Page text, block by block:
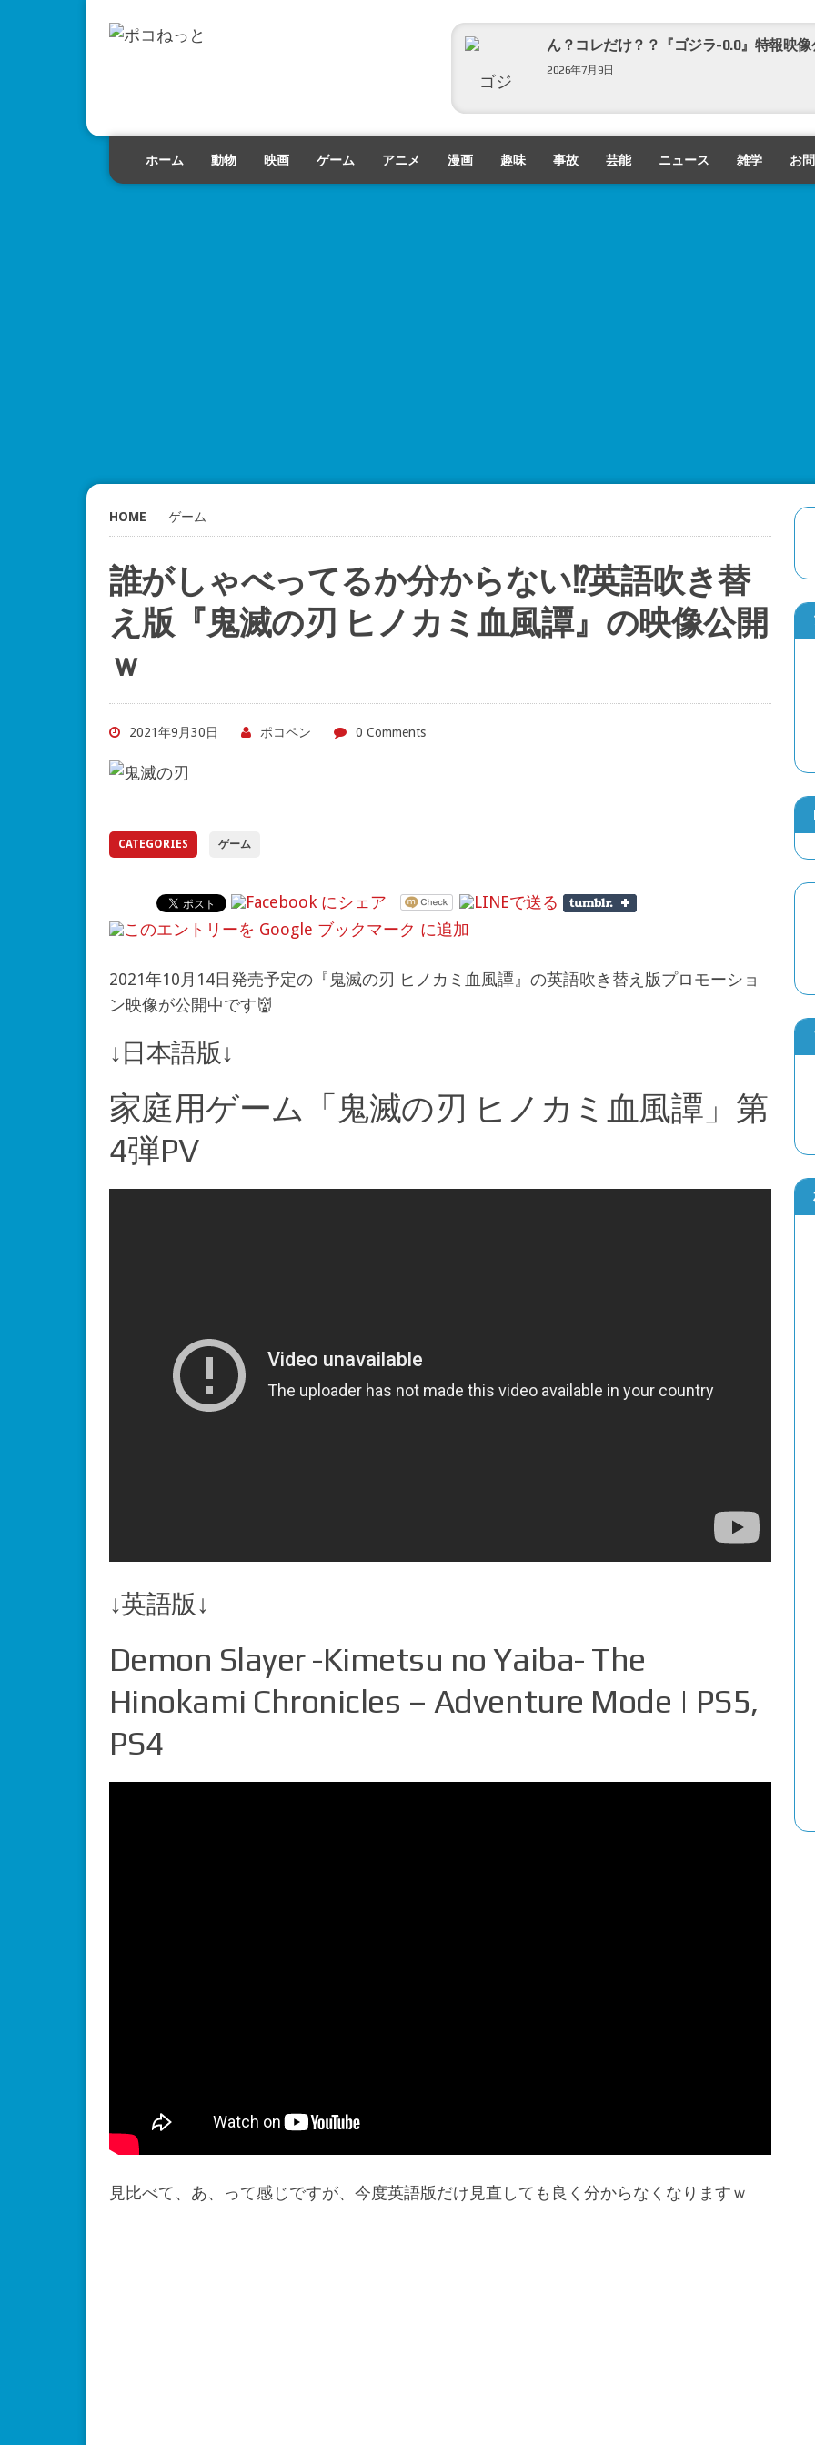
ん？コレだけ？？『ゴジラ-0.0』特報映像
2026年7月9日
2026年7月7日
メッシがスパイダーマンと出会う！？『
ホーム 動物 映画 ゲーム アニメ 漫画 趣味 事故 芸能 ニュース 雑学 お
HOME ゲーム
誰がしゃべってるか分からない⁉英語吹き替
え版『鬼滅の刃 ヒノカミ血風譚』の映像公開
ｗ
2021年9月30日 ポコペン 0 Comments
CATEGORIES ゲーム
2021年10月14日発売予定の『鬼滅の刃 ヒノカミ血風譚』の英語吹き替え版プロモーショ
ン映像が公開中です👹
↓日本語版↓
家庭用ゲーム「鬼滅の刃 ヒノカミ血風譚」第
4弾PV
↓英語版↓
Demon Slayer -Kimetsu no Yaiba- The
Hinokami Chronicles – Adventure Mode | PS5,
PS4
見比べて、あ、って感じですが、今度英語版だけ見直しても良く分からなくなりますｗ